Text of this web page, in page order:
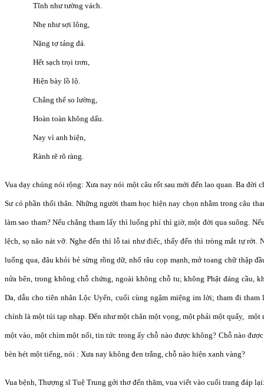
Tĩnh như tường vách.
Nhẹ như sợi lông,
Nặng tợ tảng đá.
Hết sạch trọi trơn,
Hiện bày lồ lộ.
Chẳng thể so lường,
Hoàn toàn không dấu.
Nay vì anh biện,
Rành rẽ rõ ràng.
Vua dạy chúng nói rộng: Xưa nay nói một câu rốt sau mới đến lao quan. Ba đời
Sư có phần thối thân. Những người tham học hiện nay chọn nhằm trong câu
làm sao tham? Nếu chẳng tham lấy thì luống phí thì giờ, một đời qua suông.
lệch, sọ não nát vỡ. Nghe đến thì lỗ tai như điếc, thấy đến thì tròng mắt tự rớt.
luống qua, đâu khỏi bẻ sừng rồng dữ, nhổ râu cọp mạnh, mở toang chữ thập
nửa bên, trong không chỗ chứng, ngoài không chỗ tu; không Phật đáng cầu,
Da, dẫu cho tiên nhân Lộc Uyển, cuối cùng ngậm miệng im lời; tham đi
chính là một túi tạp nhạp. Đến như một chân một vọng, một phải một quấy,
một vào, một chìm một nổi, tin tức trong ấy chỗ nào được không? Chỗ nào
bèn hét một tiếng, nói : Xưa nay không đen trắng, chỗ nào hiện xanh vàng?
Vua bệnh, Thượng sĩ Tuệ Trung gởi thơ đến thăm, vua viết vào cuối trang đáp